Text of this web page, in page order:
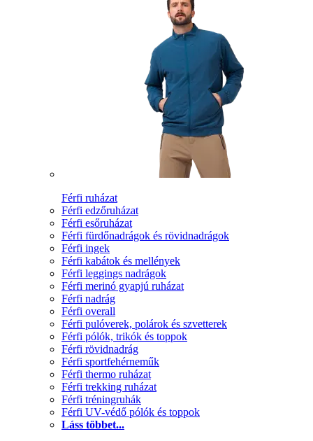
Férfi ruházat
Férfi edzőruházat
Férfi esőruházat
Férfi fürdőnadrágok és rövidnadrágok
Férfi ingek
Férfi kabátok és mellények
Férfi leggings nadrágok
Férfi merinó gyapjú ruházat
Férfi nadrág
Férfi overall
Férfi pulóverek, polárok és szvetterek
Férfi pólók, trikók és toppok
Férfi rövidnadrág
Férfi sportfehérneműk
Férfi thermo ruházat
Férfi trekking ruházat
Férfi tréningruhák
Férfi UV-védő pólók és toppok
Láss többet...